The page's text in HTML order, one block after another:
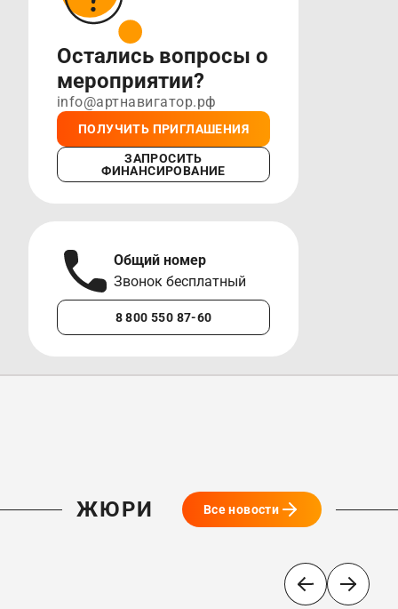
Остались вопросы о
мероприятии?
info@артнавигатор.рф
ПОЛУЧИТЬ ПРИГЛАШЕНИЯ
ЗАПРОСИТЬ
ФИНАНСИРОВАНИЕ
Общий номер
Звонок бесплатный
8 800 550 87-60
ЖЮРИ Все новости